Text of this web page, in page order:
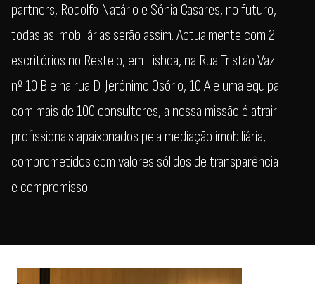
partners, Rodolfo Natário e Sónia Casares, no futuro,
todas as imobiliárias serão assim. Actualmente com 2
escritórios no Restelo, em Lisboa, na Rua Tristão Vaz
nº 10 B e na rua D. Jerónimo Osório, 10 A e uma equipa
com mais de 100 consultores, a nossa missão é atrair
profissionais apaixonados pela mediação imobiliária,
comprometidos com valores sólidos de transparência
e compromisso.